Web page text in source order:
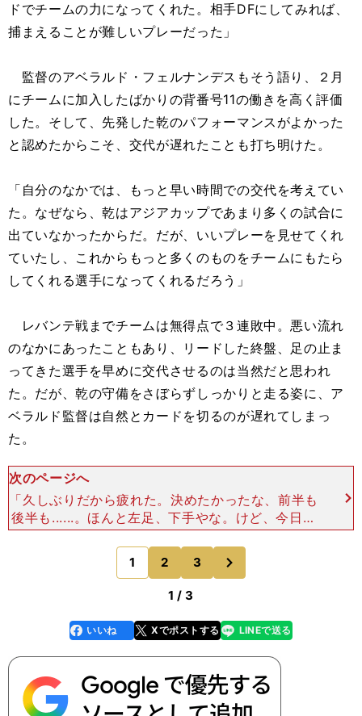
ドでチームの力になってくれた。相手DFにしてみれば、
捕まえることが難しいプレーだった」
監督のアベラルド・フェルナンデスもそう語り、２月
にチームに加入したばかりの背番号11の働きを高く評価
した。そして、先発した乾のパフォーマンスがよかった
と認めたからこそ、交代が遅れたことも打ち明けた。
「自分のなかでは、もっと早い時間での交代を考えてい
た。なぜなら、乾はアジアカップであまり多くの試合に
出ていなかったからだ。だが、いいプレーを見せてくれ
ていたし、これからもっと多くのものをチームにもたら
してくれる選手になってくれるだろう」
レバンテ戦までチームは無得点で３連敗中。悪い流れ
のなかにあったこともあり、リードした終盤、足の止ま
ってきた選手を早めに交代させるのは当然だと思われ
た。だが、乾の守備をさぼらずしっかりと走る姿に、ア
ベラルド監督は自然とカードを切るのが遅れてしまっ
た。
次のページへ
「久しぶりだから疲れた。決めたかったな、前半も
後半も......。ほんと左足、下手やな。けど、今日の
試合は勝利したことが一番」 試合後の乾は、得点
を決められなかったことを反省しながらも、勝利に
貢献でき
1 2 3
1 / 3
faceboo
k
いいね Xでポストする
line LINEで送る